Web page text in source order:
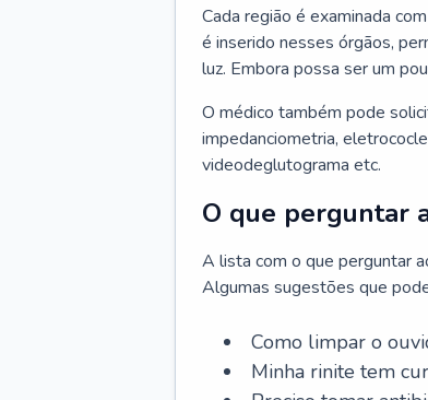
Cada região é examinada
é inserido nesses órgãos,
luz. Embora possa ser um
O médico também pode
impedanciometria,
videodeglutograma etc.
O que perguntar
A lista com o que perguntar
Algumas sugestões que
Como limpar o
Minha rinite tem